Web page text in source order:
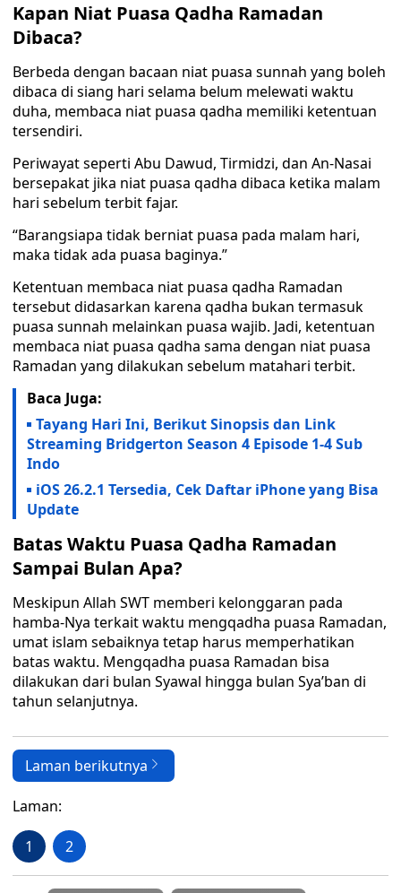
Kapan Niat Puasa Qadha Ramadan
Dibaca?
Berbeda dengan bacaan niat puasa sunnah yang boleh
dibaca di siang hari selama belum melewati waktu
duha, membaca niat puasa qadha memiliki ketentuan
tersendiri.
Periwayat seperti Abu Dawud, Tirmidzi, dan An-Nasai
bersepakat jika niat puasa qadha dibaca ketika malam
hari sebelum terbit fajar.
“Barangsiapa tidak berniat puasa pada malam hari,
maka tidak ada puasa baginya.”
Ketentuan membaca niat puasa qadha Ramadan
tersebut didasarkan karena qadha bukan termasuk
puasa sunnah melainkan puasa wajib. Jadi, ketentuan
membaca niat puasa qadha sama dengan niat puasa
Ramadan yang dilakukan sebelum matahari terbit.
Baca Juga:
Tayang Hari Ini, Berikut Sinopsis dan Link
Streaming Bridgerton Season 4 Episode 1-4 Sub
Indo
iOS 26.2.1 Tersedia, Cek Daftar iPhone yang Bisa
Update
Batas Waktu Puasa Qadha Ramadan
Sampai Bulan Apa?
Meskipun Allah SWT memberi kelonggaran pada
hamba-Nya terkait waktu mengqadha puasa Ramadan,
umat islam sebaiknya tetap harus memperhatikan
batas waktu. Mengqadha puasa Ramadan bisa
dilakukan dari bulan Syawal hingga bulan Sya’ban di
tahun selanjutnya.
Laman berikutnya
Laman:
1 2